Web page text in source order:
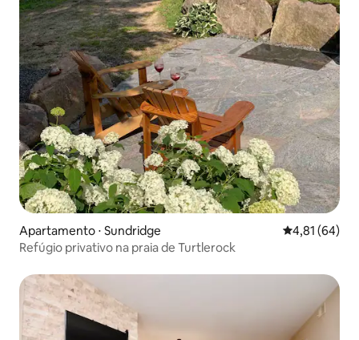
Apartamento ⋅ Sundridge 4,81 de uma
4,81 (64)
Refúgio privativo na praia de Turtlerock